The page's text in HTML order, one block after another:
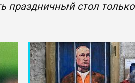
праздничный стол только